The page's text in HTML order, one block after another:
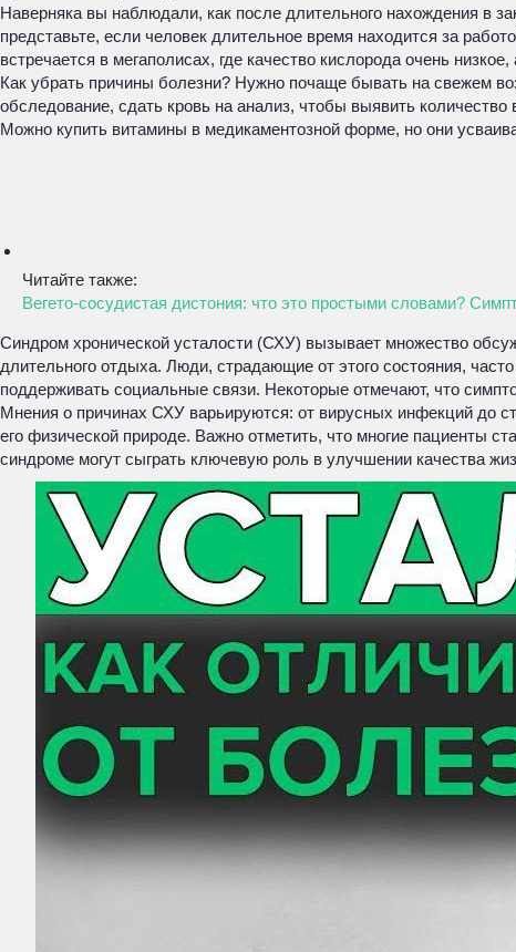
Наверняка вы наблюдали, как после длительного нахождения в
представьте, если человек длительное время находится за
встречается в мегаполисах, где качество кислорода очень
Как убрать причины болезни? Нужно почаще бывать на свежем
обследование, сдать кровь на анализ, чтобы выявить
Можно купить витамины в медикаментозной форме, но они
Читайте также:
Вегето-сосудистая дистония: что это простыми словами?
Синдром хронической усталости (СХУ) вызывает множество
длительного отдыха. Люди, страдающие от этого состояния,
поддерживать социальные связи. Некоторые отмечают, что
Мнения о причинах СХУ варьируются: от вирусных инфекций до
его физической природе. Важно отметить, что многие пациенты
синдроме могут сыграть ключевую роль в улучшении качества